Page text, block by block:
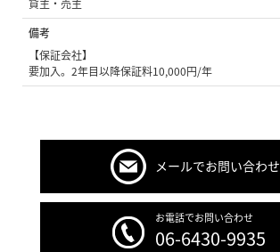
貸主・売主
備考
【保証会社】
要加入。2年目以降保証料10,000円/年
メールでお問い合わせ
お電話でお問い合わせ
06-6430-9935